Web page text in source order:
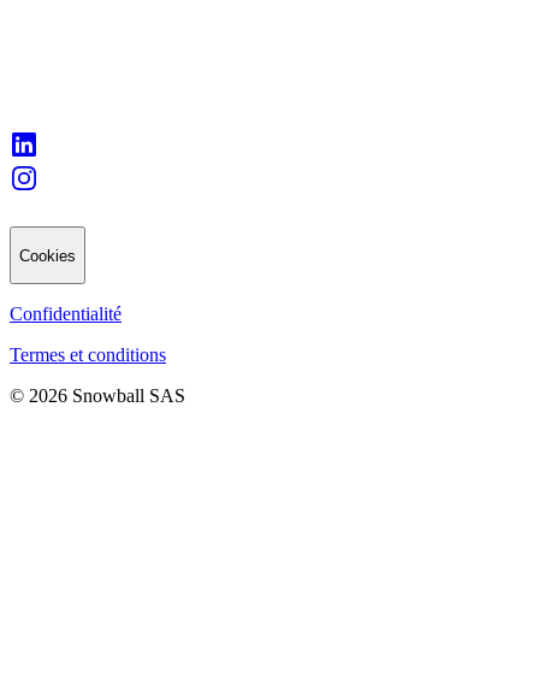
Cookies
Confidentialité
Termes et conditions
© 2026 Snowball SAS